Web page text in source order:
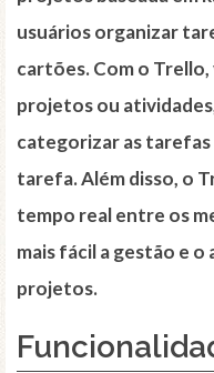
usuários organizar
cartões. Com o
projetos ou
categorizar as
tarefa. Além disso, o
tempo real entre os
mais fácil a gestão e
projetos.